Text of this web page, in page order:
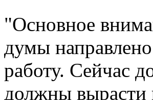
"Основное
думы
работу. Сейчас
должны вырасти